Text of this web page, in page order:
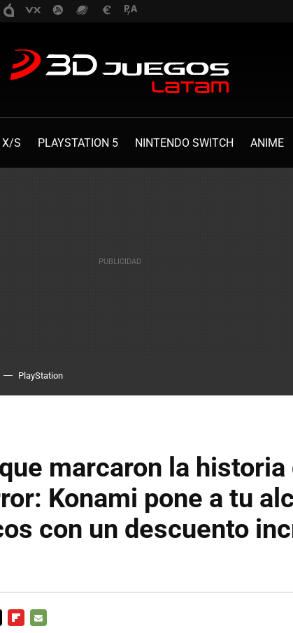
X/S PLAYSTATION 5 NINTENDO SWITCH ANIME
PlayStation
marcaron la historia
Konami pone a tu
con un descuento